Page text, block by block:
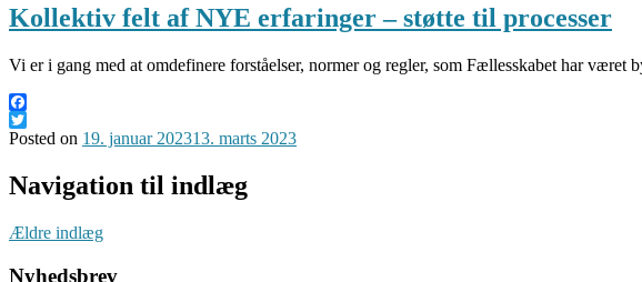
Kollektiv felt af NYE erfaringer – støtte til processer
Vi er i gang med at omdefinere forståelser, normer og regler, som Fællesskabet har
Facebook
Twitter
Posted on 19. januar 202313. marts 2023
Navigation til indlæg
Ældre indlæg
Nyhedsbrev